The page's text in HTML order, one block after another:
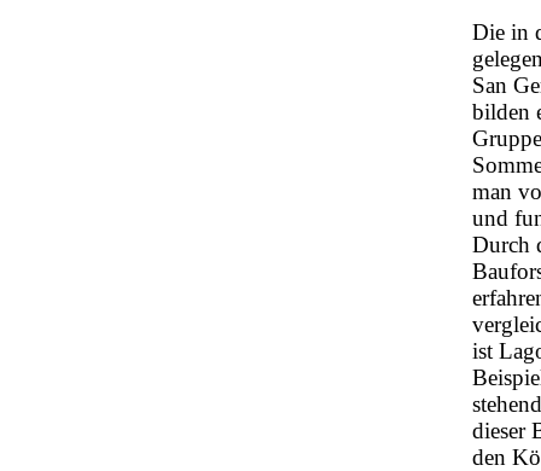
Die in
San
bilden
man
und
Durch
ist
dieser
den